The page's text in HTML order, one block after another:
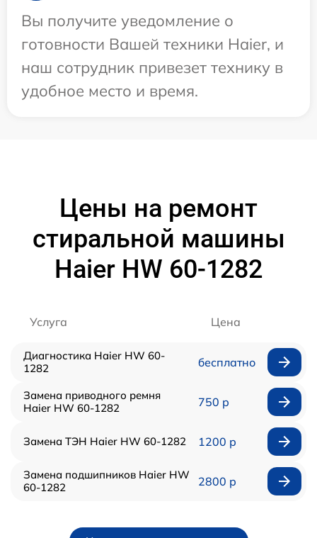
Вы получите уведомление о
готовности Вашей техники Haier, и
наш сотрудник привезет технику в
удобное место и время.
Цены на ремонт
стиральной машины
Haier HW 60-1282
Услуга Цена
Диагностика Haier HW 60-
1282
бесплатно
Замена приводного ремня
Haier HW 60-1282
750 р
Замена ТЭН Haier HW 60-1282 1200 р
Замена подшипников Haier HW
60-1282
2800 р